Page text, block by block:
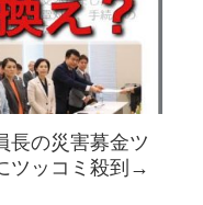
長の災害募金ツ
ツッコミ殺到→